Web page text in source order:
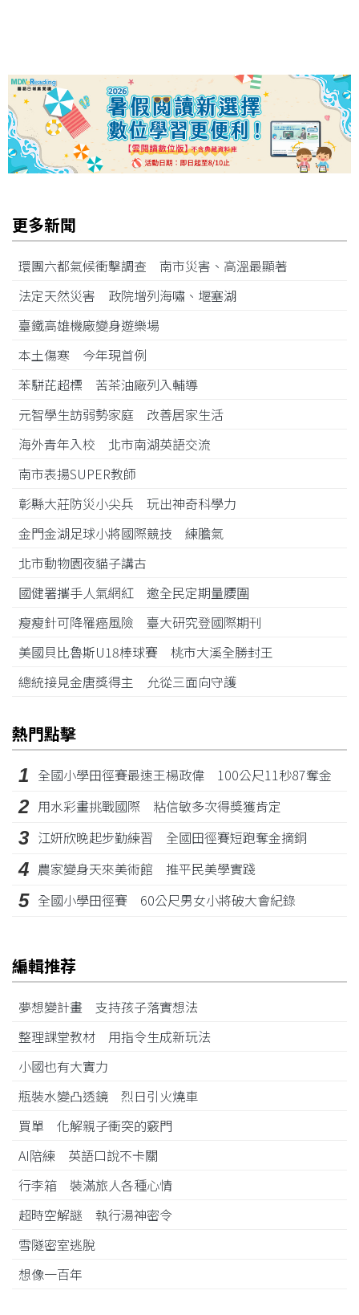
更多新聞
環團六都氣候衝擊調查 南市災害、高溫最顯著
法定天然災害 政院增列海嘯、堰塞湖
臺鐵高雄機廠變身遊樂場
本土傷寒 今年現首例
苯駢芘超標 苦茶油廠列入輔導
元智學生訪弱勢家庭 改善居家生活
海外青年入校 北市南湖英語交流
南市表揚SUPER教師
彰縣大莊防災小尖兵 玩出神奇科學力
金門金湖足球小將國際競技 練膽氣
北市動物園夜貓子講古
國健署攜手人氣網紅 邀全民定期量腰圍
瘦瘦針可降罹癌風險 臺大研究登國際期刊
美國貝比魯斯U18棒球賽 桃市大溪全勝封王
總統接見金唐獎得主 允從三面向守護
熱門點擊
1 全國小學田徑賽最速王楊政偉 100公尺11秒87奪金
2 用水彩畫挑戰國際 粘信敏多次得獎獲肯定
3 江姸欣晚起步勤練習 全國田徑賽短跑奪金摘銅
4 農家變身天來美術館 推平民美學實踐
5 全國小學田徑賽 60公尺男女小將破大會紀錄
編輯推荐
夢想變計畫 支持孩子落實想法
整理課堂教材 用指令生成新玩法
小國也有大實力
瓶裝水變凸透鏡 烈日引火燒車
買單 化解親子衝突的竅門
AI陪練 英語口說不卡關
行李箱 裝滿旅人各種心情
超時空解謎 執行湯神密令
雪隧密室逃脫
想像一百年